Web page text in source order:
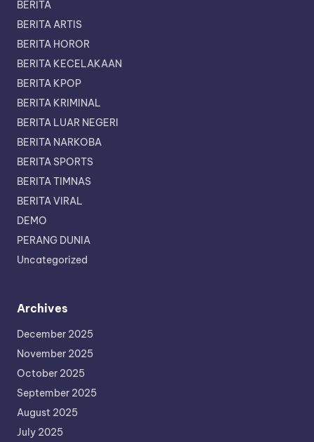
BERITA
BERITA ARTIS
BERITA HOROR
BERITA KECELAKAAN
BERITA KPOP
BERITA KRIMINAL
BERITA LUAR NEGERI
BERITA NARKOBA
BERITA SPORTS
BERITA TIMNAS
BERITA VIRAL
DEMO
PERANG DUNIA
Uncategorized
Archives
December 2025
November 2025
October 2025
September 2025
August 2025
July 2025